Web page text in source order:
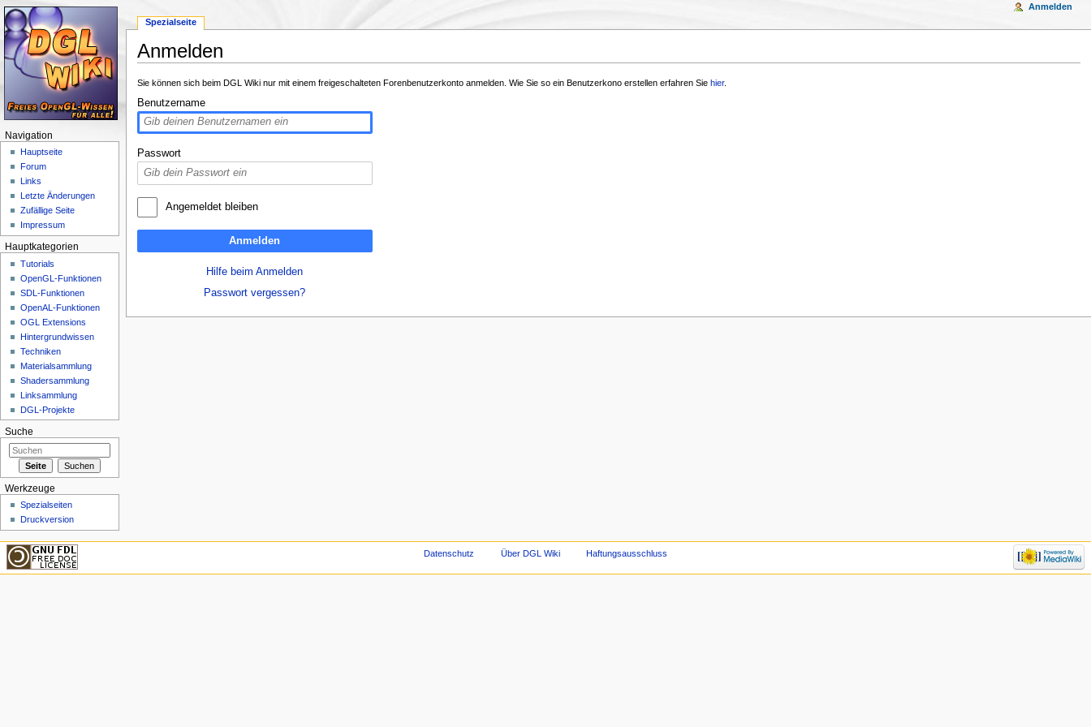
Anmelden
Sie können sich beim DGL Wiki nur mit einem freigeschalteten Forenbenutzerkonto anmelden. Wie Sie so ein Benutzerkono erstellen erfahren Sie hier.
Benutzername
Passwort
Angemeldet bleiben
Anmelden
Hilfe beim Anmelden
Passwort vergessen?
Spezialseite
Anmelden
Navigation
Hauptseite
Forum
Links
Letzte Änderungen
Zufällige Seite
Impressum
Hauptkategorien
Tutorials
OpenGL-Funktionen
SDL-Funktionen
OpenAL-Funktionen
OGL Extensions
Hintergrundwissen
Techniken
Materialsammlung
Shadersammlung
Linksammlung
DGL-Projekte
Suche
Werkzeuge
Spezialseiten
Druckversion
Datenschutz Über DGL Wiki Haftungsausschluss